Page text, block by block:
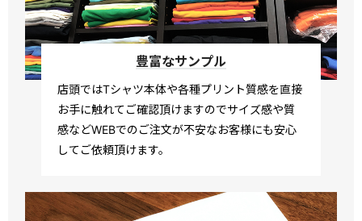
豊富なサンプル
店頭ではTシャツ本体や各種プリント質感を直接
お手に触れてご確認頂けますのでサイズ感や質
感などWEBでのご注文が不安なお客様にも安心
してご依頼頂けます。